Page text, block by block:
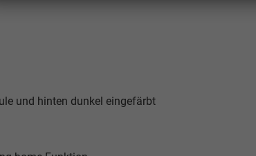
und hinten dunkel eingefärbt